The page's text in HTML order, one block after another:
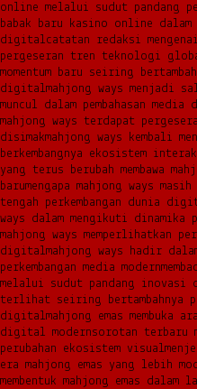
online melalui sudut pandang
babak baru kasino online
digitalcatatan redaksi
pergeseran tren teknologi
momentum baru seiring
digitalmahjong ways menjadi
muncul dalam pembahasan
mahjong ways terdapat
disimakmahjong ways kembali
berkembangnya ekosistem
yang terus berubah membawa
barumengapa mahjong ways
tengah perkembangan dunia
ways dalam mengikuti dinamika
mahjong ways memperlihatkan
digitalmahjong ways hadir
perkembangan media modern
melalui sudut pandang inovasi
terlihat seiring bertambahnya
digitalmahjong emas membuka
digital modernsorotan terbaru
perubahan ekosistem visual
era mahjong emas yang lebih
membentuk mahjong emas